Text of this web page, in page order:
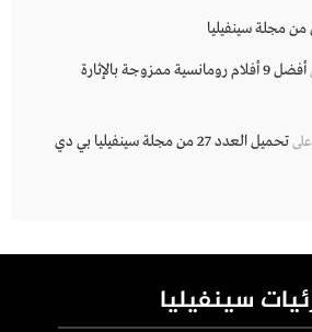
من مجلة سينفيليا
أفضل 9 أفلام رومانسية ممزوجة بالإثارة
على
تحميل العدد 27 من مجلة سينفيليا بي دي
سينفيليا